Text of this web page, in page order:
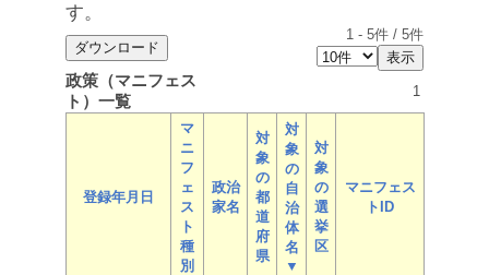
す。
1 - 5件 / 5件
政策（マニフェス
ト）一覧
1
登録年月日
マ
ニ
フ
ェ
ス
ト
種
別
政治
家名
対
象
の
都
道
府
県
対
象
の
自
治
体
名
▼
対
象
の
選
挙
区
マニフェス
トID